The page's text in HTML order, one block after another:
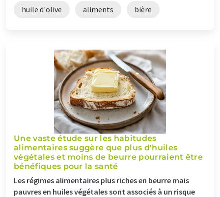
huile d'olive aliments bière
Une vaste étude sur les habitudes
alimentaires suggère que plus d'huiles
végétales et moins de beurre pourraient être
bénéfiques pour la santé
Les régimes alimentaires plus riches en beurre mais
pauvres en huiles végétales sont associés à un risque